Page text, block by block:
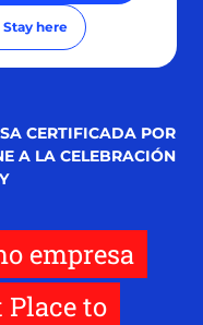
Stay here
CERTIFICADA POR
A LA CELEBRACIÓN
empresa
Place to